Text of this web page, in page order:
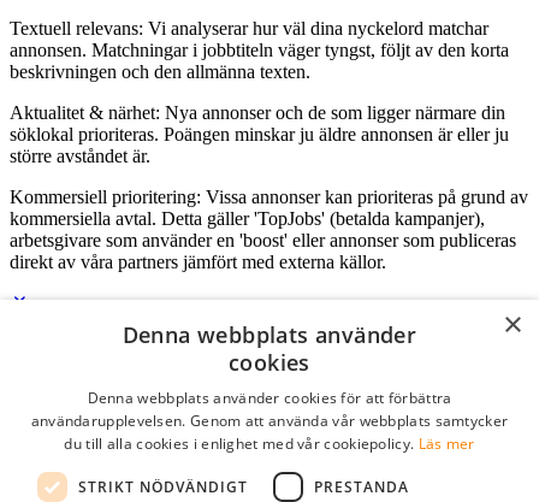
Textuell relevans: Vi analyserar hur väl dina nyckelord matchar
annonsen. Matchningar i jobbtiteln väger tyngst, följt av den korta
beskrivningen och den allmänna texten.
Aktualitet & närhet: Nya annonser och de som ligger närmare din
söklokal prioriteras. Poängen minskar ju äldre annonsen är eller ju
större avståndet är.
Kommersiell prioritering: Vissa annonser kan prioriteras på grund av
kommersiella avtal. Detta gäller 'TopJobs' (betalda kampanjer),
arbetsgivare som använder en 'boost' eller annonser som publiceras
direkt av våra partners jämfört med externa källor.
Logga in som företag
Lösenord
kom ihåg mig
×
Denna webbplats använder
cookies
Denna webbplats använder cookies för att förbättra
användarupplevelsen. Genom att använda vår webbplats samtycker
du till alla cookies i enlighet med vår cookiepolicy. Läs mer
STRIKT NÖDVÄNDIGT PRESTANDA